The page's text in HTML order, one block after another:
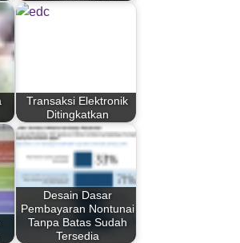
Transaksi Elektronik
Ditingkatkan
Desain Dasar
Pembayaran Nontunai
Tanpa Batas Sudah
Tersedia